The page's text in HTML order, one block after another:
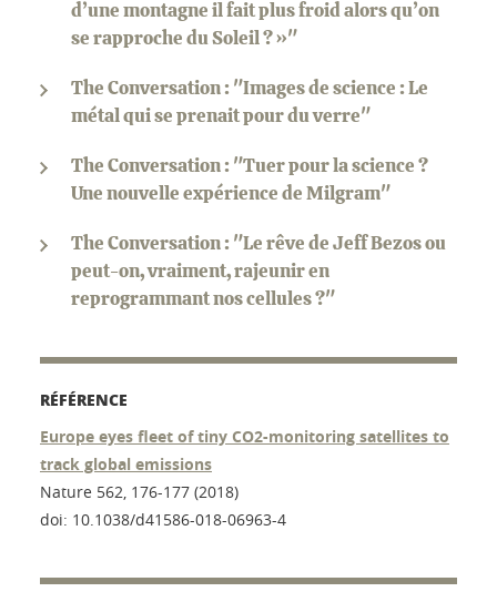
d’une montagne il fait plus froid alors qu’on
se rapproche du Soleil ? »"
The Conversation : "Images de science : Le
métal qui se prenait pour du verre"
The Conversation : "Tuer pour la science ?
Une nouvelle expérience de Milgram"
The Conversation : "Le rêve de Jeff Bezos ou
peut-on, vraiment, rajeunir en
reprogrammant nos cellules ?"
RÉFÉRENCE
Europe eyes fleet of tiny CO2-monitoring satellites to
track global emissions
Nature 562, 176-177 (2018)
doi: 10.1038/d41586-018-06963-4